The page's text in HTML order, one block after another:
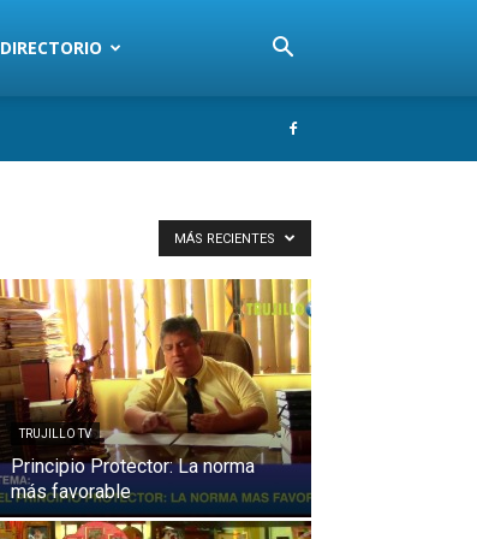
DIRECTORIO
MÁS RECIENTES
TRUJILLO TV
Principio Protector: La norma
más favorable